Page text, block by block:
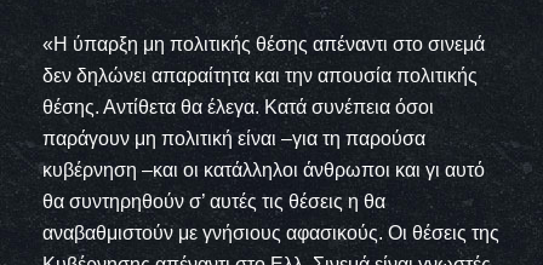
«Η ύπαρξη μη πολιτικής θέσης απέναντι στο σινεμά
δεν δηλώνει απαραίτητα και την απουσία πολιτικής
θέσης. Αντίθετα θα έλεγα. Κατά συνέπεια όσοι
παράγουν μη πολιτική είναι –για τη παρούσα
κυβέρνηση –και οι κατάλληλοι άνθρωποι και γι αυτό
θα συντηρηθούν σ’ αυτές τις θέσεις η θα
αναβαθμιστούν με γνήσιους αφασικούς. Οι θέσεις της